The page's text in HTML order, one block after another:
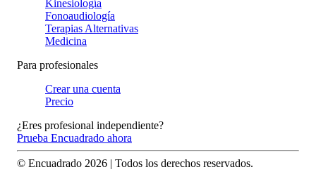
Kinesiología
Fonoaudiología
Terapias Alternativas
Medicina
Para profesionales
Crear una cuenta
Precio
¿Eres profesional independiente?
Prueba Encuadrado ahora
© Encuadrado 2026 | Todos los derechos reservados.